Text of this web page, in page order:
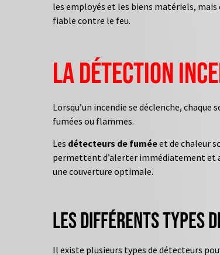
les employés et les biens matériels,
fiable contre le feu.
La détection
Lorsqu’un incendie se déclenche, chaque
fumées ou flammes.
Les détecteurs de fuméeet de chaleur
permettent d’alerter immédiatement et
une couverture optimale.
Les différents types
Il existe plusieurs types de détecteurs